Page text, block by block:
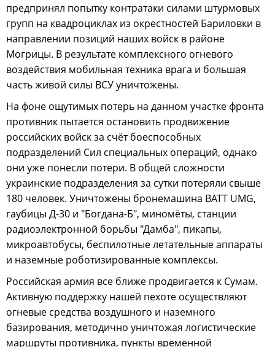
предпринял попытку контратаки силами штурмовых
групп на квадроциклах из окрестностей Бариловки в
направлении позиций наших войск в районе
Могрицы. В результате комплексного огневого
воздействия мобильная техника врага и большая
часть живой силы ВСУ уничтожены.
На фоне ощутимых потерь на данном участке фронта
противник пытается остановить продвижение
российских войск за счёт боеспособных
подразделений Сил специальных операций, однако
они уже понесли потери. В общей сложности
украинские подразделения за сутки потеряли свыше
180 человек. Уничтожены бронемашина BATT UMG,
гаубицы Д-30 и "Богдана-Б", миномёты, станции
радиоэлектронной борьбы "Дамба", пикапы,
микроавтобусы, беспилотные летательные аппараты
и наземные роботизированные комплексы.
Российская армия все ближе продвигается к Сумам.
Активную поддержку нашей пехоте осуществляют
огневые средства воздушного и наземного
базирования, методично уничтожая логистические
маршруты противника, пункты временной